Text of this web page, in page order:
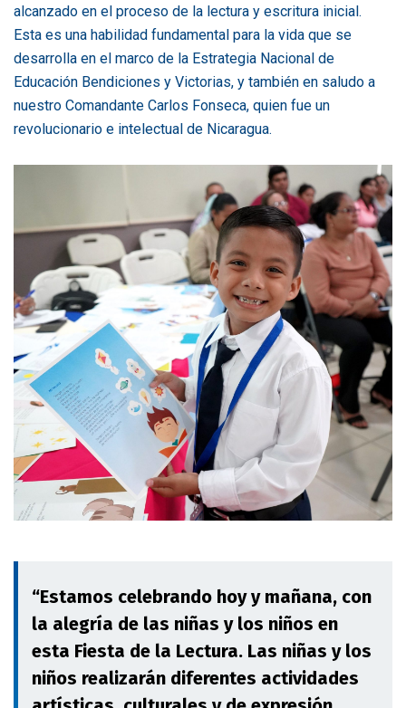
alcanzado en el proceso de la lectura y escritura inicial.
Esta es una habilidad fundamental para la vida que se
desarrolla en el marco de la Estrategia Nacional de
Educación Bendiciones y Victorias, y también en saludo a
nuestro Comandante Carlos Fonseca, quien fue un
revolucionario e intelectual de Nicaragua.
“Estamos celebrando hoy y mañana, con
la alegría de las niñas y los niños en
esta Fiesta de la Lectura. Las niñas y los
niños realizarán diferentes actividades